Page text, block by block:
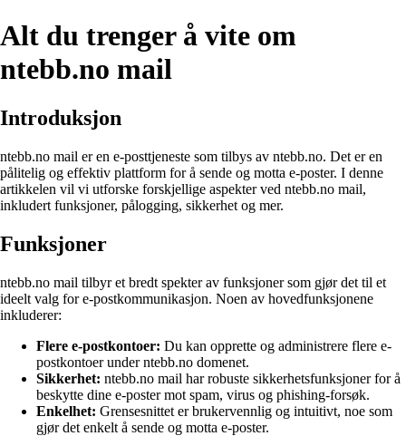
Alt du trenger å vite om
ntebb.no mail
Introduksjon
ntebb.no mail er en e-posttjeneste som tilbys av ntebb.no. Det er en
pålitelig og effektiv plattform for å sende og motta e-poster. I denne
artikkelen vil vi utforske forskjellige aspekter ved ntebb.no mail,
inkludert funksjoner, pålogging, sikkerhet og mer.
Funksjoner
ntebb.no mail tilbyr et bredt spekter av funksjoner som gjør det til et
ideelt valg for e-postkommunikasjon. Noen av hovedfunksjonene
inkluderer:
Flere e-postkontoer: Du kan opprette og administrere flere e-
postkontoer under ntebb.no domenet.
Sikkerhet: ntebb.no mail har robuste sikkerhetsfunksjoner for å
beskytte dine e-poster mot spam, virus og phishing-forsøk.
Enkelhet: Grensesnittet er brukervennlig og intuitivt, noe som
gjør det enkelt å sende og motta e-poster.